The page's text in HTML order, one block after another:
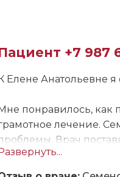
+7 987
Елене Анатольевне
понравилось, как
лечение.
Врач
доктор
Отмечу, что